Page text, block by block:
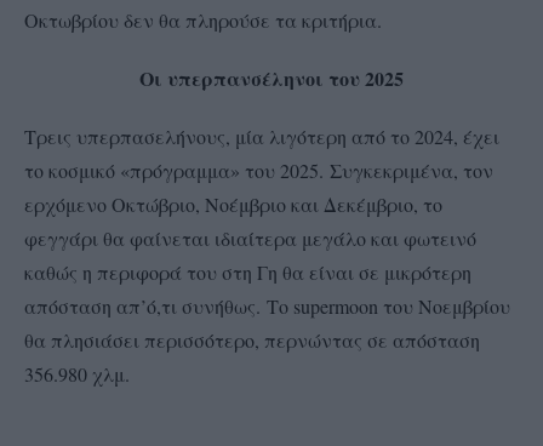
Οκτωβρίου δεν θα πληρούσε τα κριτήρια.
Οι υπερπανσέληνοι του 2025
Τρεις υπερπασελήνους, μία λιγότερη από το 2024, έχει
το κοσμικό «πρόγραμμα» του 2025. Συγκεκριμένα, τον
ερχόμενο Οκτώβριο, Νοέμβριο και Δεκέμβριο, το
φεγγάρι θα φαίνεται ιδιαίτερα μεγάλο και φωτεινό
καθώς η περιφορά του στη Γη θα είναι σε μικρότερη
απόσταση απ’ό,τι συνήθως. Το supermoon του Νοεμβρίου
θα πλησιάσει περισσότερο, περνώντας σε απόσταση
356.980 χλμ.